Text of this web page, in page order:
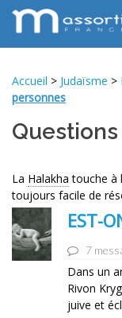
Accueil > Judaïsme >
personnes
La Halakha touche à
toujours facile de
EST-
7
Dans un
Rivon
juive et